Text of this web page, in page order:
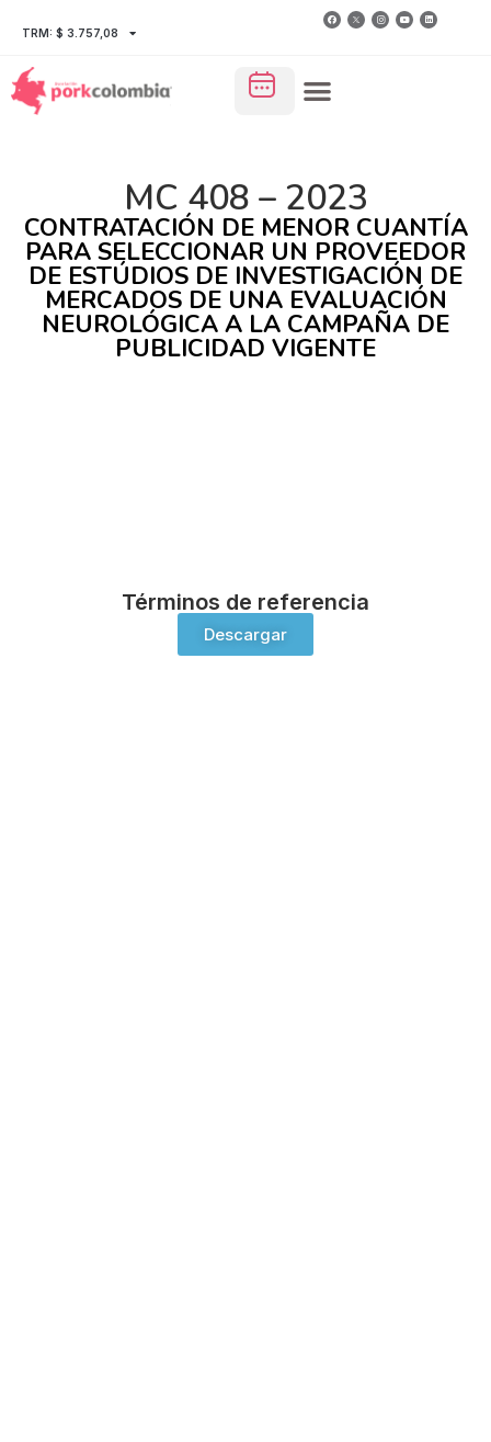
TRM: $ 3.757,08
MC 408 – 2023
CONTRATACIÓN DE MENOR CUANTÍA
PARA SELECCIONAR UN PROVEEDOR
DE ESTÚDIOS DE INVESTIGACIÓN DE
MERCADOS DE UNA EVALUACIÓN
NEUROLÓGICA A LA CAMPAÑA DE
PUBLICIDAD VIGENTE
Términos de referencia
Descargar